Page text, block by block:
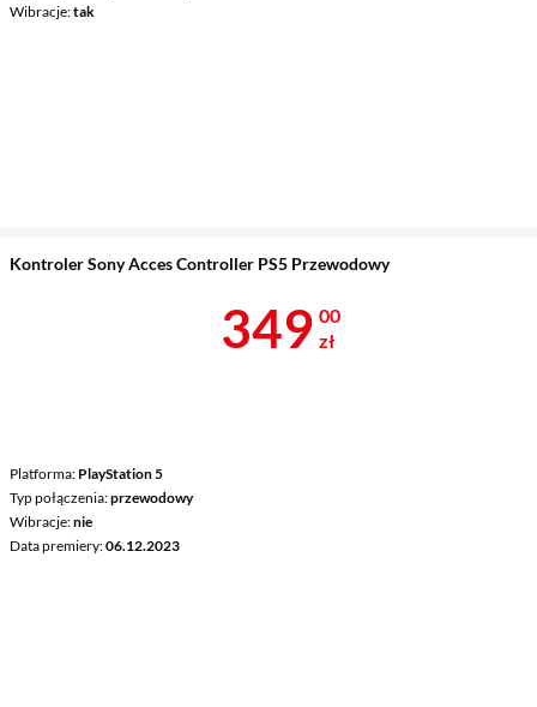
Wibracje tak
Kontroler Sony Acces Controller PS5 Przewodowy
Platforma PlayStation 5
Typ połączenia przewodowy
Wibracje nie
Data premiery 06.12.2023
Cena 349 zł
349 00
zł